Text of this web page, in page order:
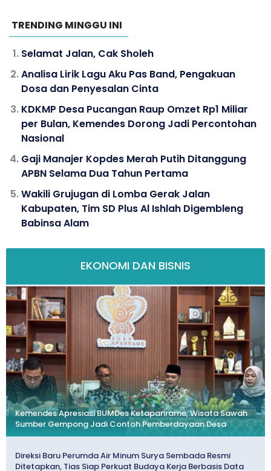
TRENDING MINGGU INI
Selamat Jalan, Cak Sholeh
Analisa Lirik Lagu Aku Pas Band, Pengakuan
Dosa dan Penyesalan Cinta
KDKMP Desa Pucangan Raup Omzet Rp1 Miliar
per Bulan, Kemendes Dorong Jadi Percontohan
Nasional
Gaji Manajer Kopdes Merah Putih Ditanggung
APBN Selama Dua Tahun Pertama
Wakili Grujugan di Lomba Gerak Jalan
Kabupaten, Tim SD Plus Al Ishlah Digembleng
Babinsa Alam
EKONOMI DAN BISNIS
Kemendes Apresiasi BUMDes Ketapanrame, Wisata Sawah
Sumber Gempong Jadi Contoh Pemberdayaan Desa
Direksi Baru Perumda Air Minum Surya Sembada Resmi
Ditetapkan, Tias Siap Perkuat Budaya Kerja Berbasis Data